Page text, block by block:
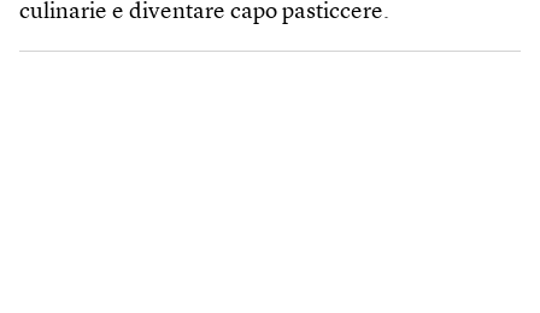
culinarie e diventare capo pasticcere.